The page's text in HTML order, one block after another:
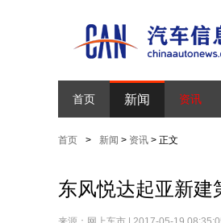
首页 新闻 资讯
首页 > 新闻 > 资讯 > 正文
东风悦达起亚新建